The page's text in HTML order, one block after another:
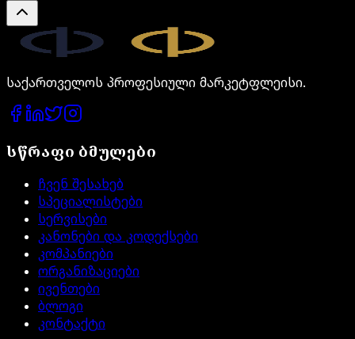
საქართველოს პროფესიული მარკეტფლეისი.
სწრაფი ბმულები
ჩვენ შესახებ
სპეციალისტები
სერვისები
კანონები და კოდექსები
კომპანიები
ორგანიზაციები
ივენთები
ბლოგი
კონტაქტი